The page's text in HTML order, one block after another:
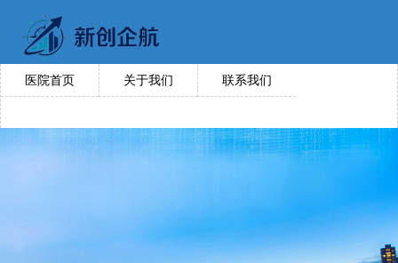
医院首页 关于我们 联系我们